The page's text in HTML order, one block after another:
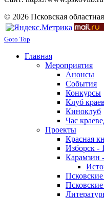
© 2026 Псковская
Goto Top
Главная
Мероприятия
Анонсы
События
Конкурсы
Клуб
Киноклуб
Час
Проекты
Красная
Изборск -
Карамзин